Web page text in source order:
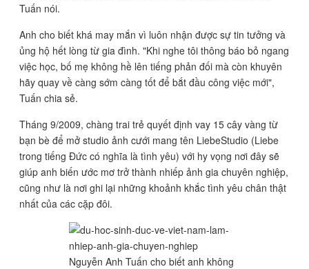
Tuấn nói.
Anh cho biết khá may mắn vì luôn nhận được sự tin tưởng và
ủng hộ hết lòng từ gia đình. "Khi nghe tôi thông báo bỏ ngang
việc học, bố mẹ không hề lên tiếng phản đối mà còn khuyên
hãy quay về càng sớm càng tốt để bắt đầu công việc mới",
Tuấn chia sẻ.
Tháng 9/2009, chàng trai trẻ quyết định vay 15 cây vàng từ
bạn bè để mở studio ảnh cưới mang tên LiebeStudio (Liebe
trong tiếng Đức có nghĩa là tình yêu) với hy vọng nơi đây sẽ
giúp anh biến ước mơ trở thành nhiếp ảnh gia chuyên nghiệp,
cũng như là nơi ghi lại những khoảnh khắc tình yêu chân thật
nhất của các cặp đôi.
Nguyễn Anh Tuấn cho biết anh không